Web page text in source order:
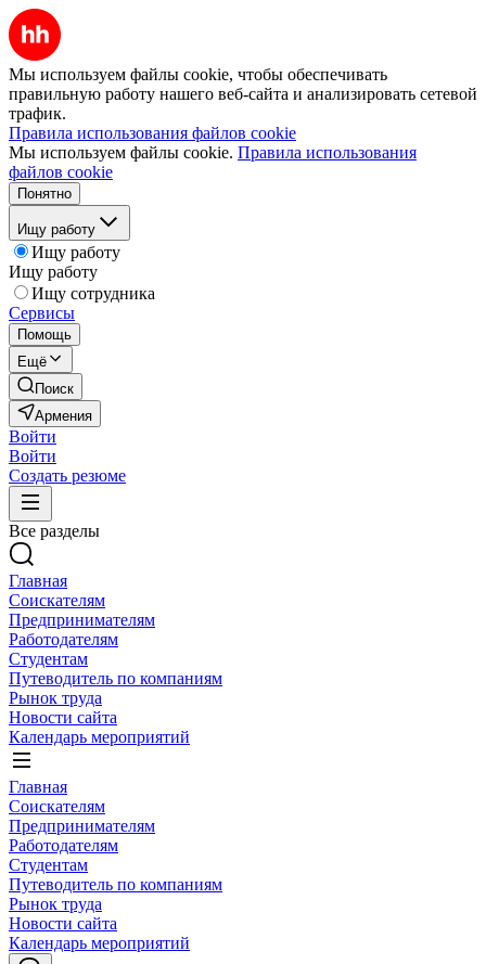
Мы используем файлы cookie, чтобы обеспечивать
правильную работу нашего веб-сайта и анализировать сетевой
трафик.
Правила использования файлов cookie
Мы используем файлы cookie. Правила использования
файлов cookie
Понятно
Ищу работу
Ищу работу
Ищу работу
Ищу сотрудника
Сервисы
Помощь
Ещё
Поиск
Армения
Войти
Войти
Создать резюме
Все разделы
Главная
Соискателям
Предпринимателям
Работодателям
Студентам
Путеводитель по компаниям
Рынок труда
Новости сайта
Календарь мероприятий
Главная
Соискателям
Предпринимателям
Работодателям
Студентам
Путеводитель по компаниям
Рынок труда
Новости сайта
Календарь мероприятий